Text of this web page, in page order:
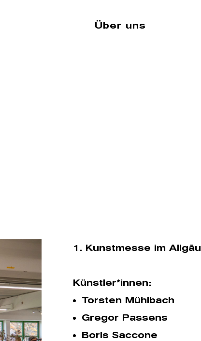
Über uns
1. Kunstmesse im Allgäu
Künstler*innen:
Torsten Mühlbach
Gregor Passens
Boris Saccone